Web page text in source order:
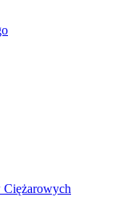
Ciężarowych